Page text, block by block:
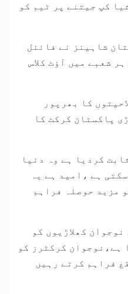
کپ جیتنے پر ٹیم کو
شاہینز نے فائنل
شعبے میں آؤٹ کلاس
کا بھرپور
پاکستان کرکٹ کا
کردیا ہے وہ دنیا
ہے ،امید ہے یہ
مزید حوصلہ فراہم
کھلاڑیوں کو
ہے،نوجوان کرکٹرز کو
فراہم کرتے رہیں